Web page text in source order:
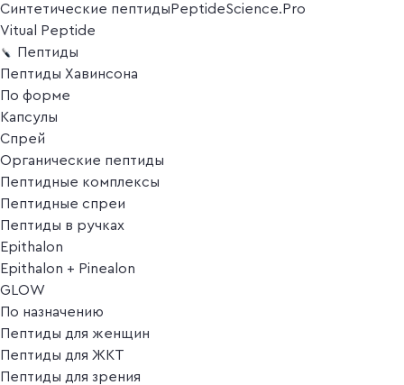
Синтетические пептиды PeptideScience.Pro
Vitual Peptide
Пептиды
Пептиды Хавинсона
По форме
Капсулы
Спрей
Органические пептиды
Пептидные комплексы
Пептидные спреи
Пептиды в ручках
Epithalon
Epithalon + Pinealon
GLOW
По назначению
Пептиды для женщин
Пептиды для ЖКТ
Пептиды для зрения